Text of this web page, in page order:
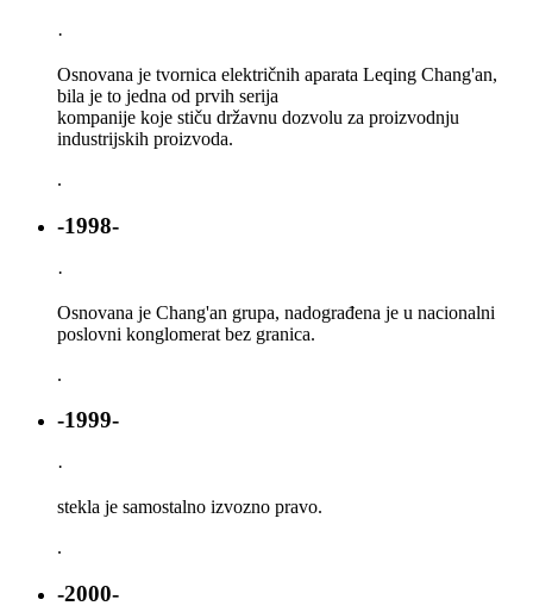
·
Osnovana je tvornica električnih aparata Leqing Chang'an,
bila je to jedna od prvih serija
kompanije koje stiču državnu dozvolu za proizvodnju
industrijskih proizvoda.
.
-1998-
·
Osnovana je Chang'an grupa, nadograđena je u nacionalni
poslovni konglomerat bez granica.
.
-1999-
·
stekla je samostalno izvozno pravo.
.
-2000-